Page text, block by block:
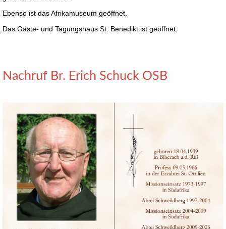
Ebenso ist das Afrikamuseum geöffnet.
Das Gäste- und Tagungshaus St. Benedikt ist geöffnet.
Nachruf Br. Erich Schuck OSB